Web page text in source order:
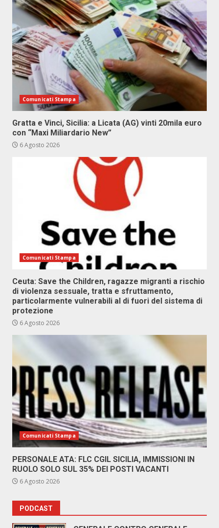
Comunicati Stampa
Gratta e Vinci, Sicilia: a Licata (AG) vinti 20mila euro
con “Maxi Miliardario New”
6 Agosto 2026
Comunicati Stampa
Ceuta: Save the Children, ragazze migranti a rischio
di violenza sessuale, tratta e sfruttamento,
particolarmente vulnerabili al di fuori del sistema di
protezione
6 Agosto 2026
Comunicati Stampa
PERSONALE ATA: FLC CGIL SICILIA, IMMISSIONI IN
RUOLO SOLO SUL 35% DEI POSTI VACANTI
6 Agosto 2026
PODCAST